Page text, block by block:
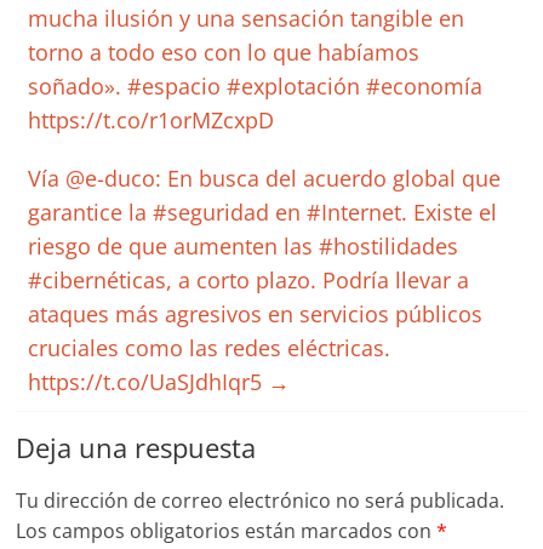
mucha ilusión y una sensación tangible en
torno a todo eso con lo que habíamos
soñado». #espacio #explotación #economía
https://t.co/r1orMZcxpD
Vía @e-duco: En busca del acuerdo global que
garantice la #seguridad en #Internet. Existe el
riesgo de que aumenten las #hostilidades
#cibernéticas, a corto plazo. Podría llevar a
ataques más agresivos en servicios públicos
cruciales como las redes eléctricas.
https://t.co/UaSJdhIqr5 →
Deja una respuesta
Tu dirección de correo electrónico no será publicada.
Los campos obligatorios están marcados con*